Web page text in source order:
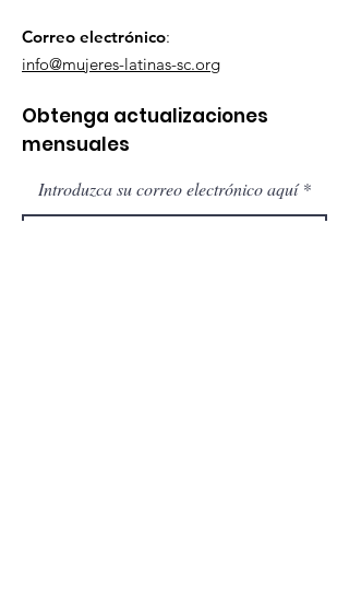
Correo electrónico:
info@mujeres-latinas-sc.org
Obtenga actualizaciones
mensuales
Introduzca su correo electrónico aquí